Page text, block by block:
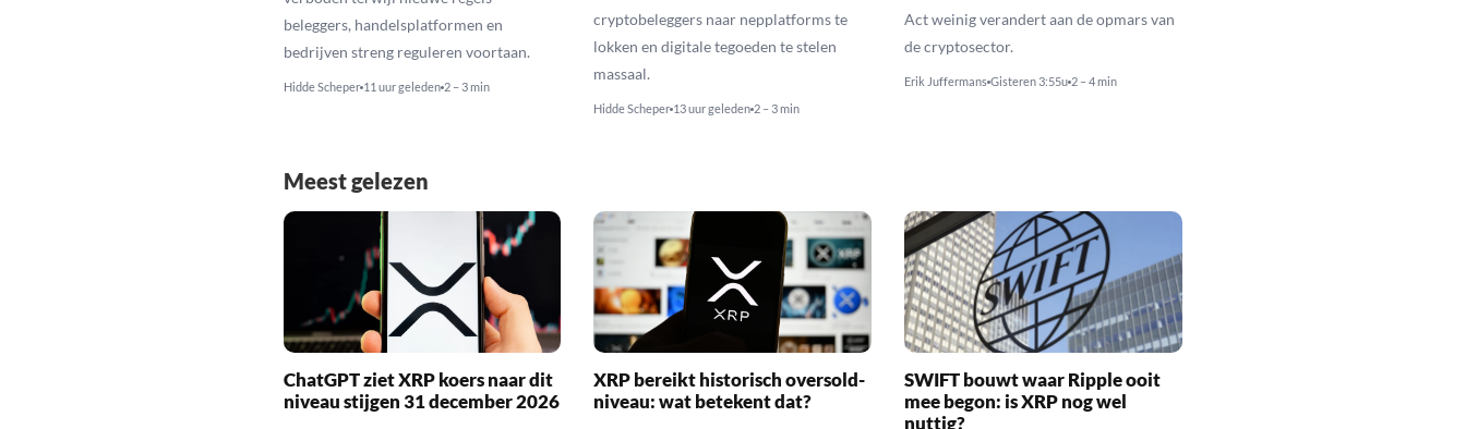
beleggers, handelsplatformen en
bedrijven streng reguleren voortaan.
Hidde Scheper 11 uur geleden 2 – 3 min
cryptobeleggers naar nepplatforms te
lokken en digitale tegoeden te stelen
massaal.
Hidde Scheper 13 uur geleden 2 – 3 min
Act weinig verandert aan de opmars van
de cryptosector.
Erik Juffermans Gisteren 3:55u 2 – 4 min
Meest gelezen
ChatGPT ziet XRP koers naar dit
niveau stijgen 31 december 2026
XRP bereikt historisch oversold-
niveau: wat betekent dat?
SWIFT bouwt waar Ripple ooit
mee begon: is XRP nog wel
nuttig?